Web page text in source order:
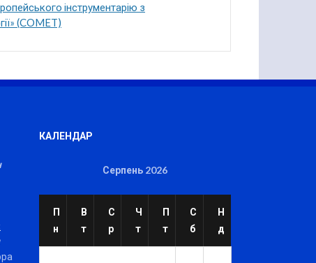
інструментарію з
(COMET)
КАЛЕНДАР
Серпень 2026
П
н
В
т
С
р
Ч
т
П
т
С
б
Н
д